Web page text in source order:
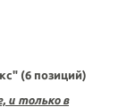
(6 позиций)
и только в